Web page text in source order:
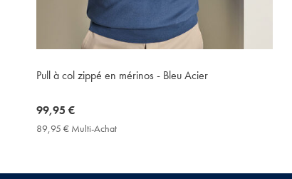
Pull à col zippé en mérinos - Bleu Acier
now
99,95
99,95 €
89,95 € Multi-Achat